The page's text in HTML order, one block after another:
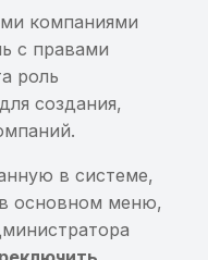
Интеграция с App
Интеграция с
Интеграция c Burp
подписи
Недостаточная длина
ключа подписи
информации в
BroadcastReceiver
Наличие файла со
списком сторонних
зависимостей в
собранном пакете
Хранение sensitive-
информации в кэше
компаниями
с правами
роль
создания,
в системе,
основном меню,